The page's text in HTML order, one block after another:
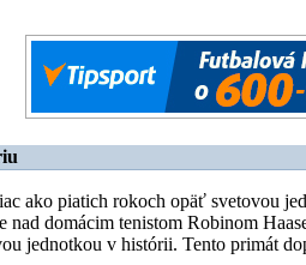
ako piatich rokoch opäť svetovou
nad domácim tenistom Robinom
jednotkou v histórii. Tento primát